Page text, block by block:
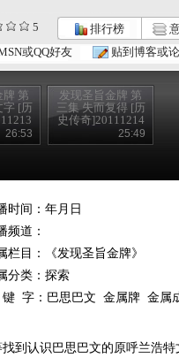
5 排行榜
或QQ好友 贴到博客或
牌 第
字 [历
26:53
发现圣旨金牌 第
三集 失而复得 [历
史传奇]20111214
25:49
时间：年月日
频道：
栏目：
《发现圣旨金牌》
分类：探索
字： 巴思巴文 金属牌 金属
到认识巴思巴文的原呼兰浩